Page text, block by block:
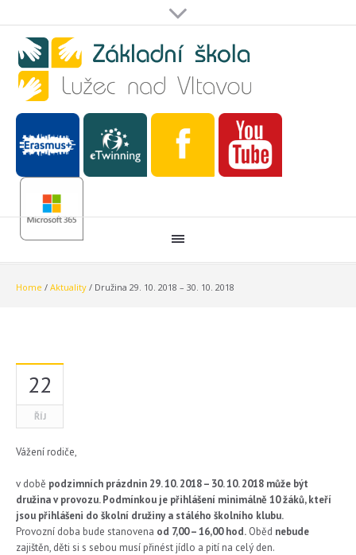
Home / Aktuality / Družina 29. 10. 2018 – 30. 10. 2018
22
ŘÍJ
Vážení rodiče,
v době podzimních prázdnin 29. 10. 2018 – 30. 10. 2018 může být
družina v provozu. Podmínkou je přihlášení minimálně 10 žáků, kteří
jsou přihlášeni do školní družiny a stálého školního klubu.
Provozní doba bude stanovena od 7,00 – 16,00 hod. Oběd nebude
zajištěn, děti si s sebou musí přinést jídlo a pití na celý den.